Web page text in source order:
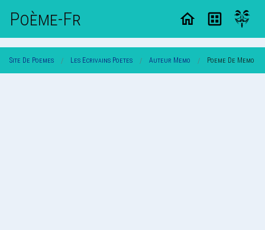
Poème-Fr
Site De Poemes Les Ecrivains Poetes Auteur Memo Poeme De Memo